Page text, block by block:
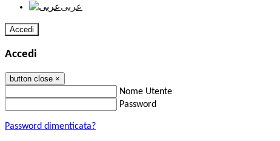
عربى
Accedi
Accedi
button close ×
Nome Utente
Password
Password dimenticata?